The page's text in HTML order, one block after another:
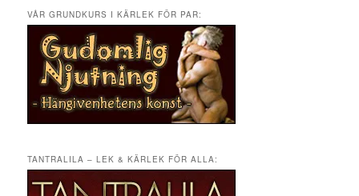
VÅR GRUNDKURS I KÄRLEK FÖR PAR:
TANTRALILA – LEK & KÄRLEK FÖR ALLA: